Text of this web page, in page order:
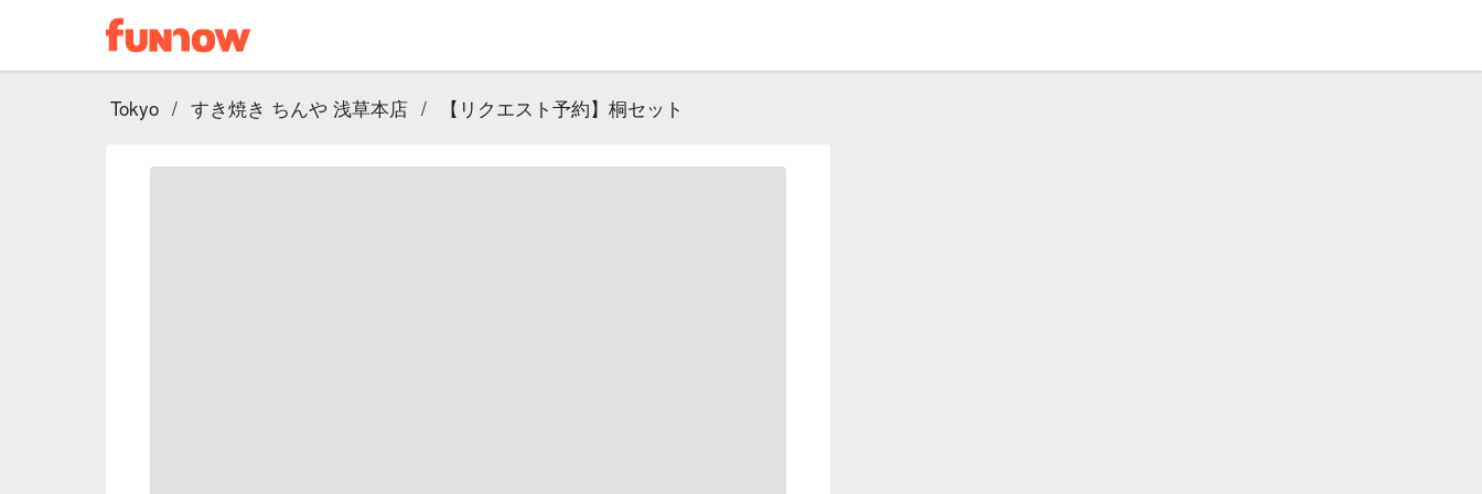
Tokyo / すき焼き ちんや 浅草本店 / 【リクエスト予約】桐セット